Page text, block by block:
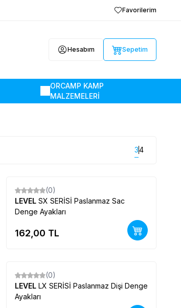
Favorilerim
Hesabım Sepetim
ORCAMP KAMP
MALZEMELERİ
34
Yeni
(0)
LEVEL SX SERİSİ Paslanmaz Sac
Denge Ayakları
162,00 TL
Yeni
(0)
LEVEL LX SERİSİ Paslanmaz Dişi Denge
Ayakları